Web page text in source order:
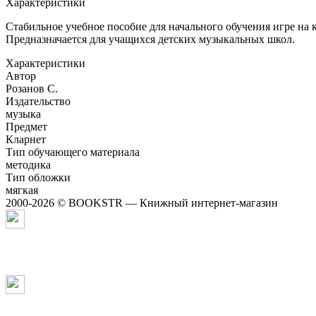
Стабильное учебное пособие для начального обучения игре на
Предназначается для учащихся детских музыкальных школ.
Характеристики
Автор
Розанов С.
Издательство
музыка
Предмет
Кларнет
Тип обучающего материала
методика
Тип обложки
мягкая
2000-2026 © BOOKSTR — Книжный интернет-магазин